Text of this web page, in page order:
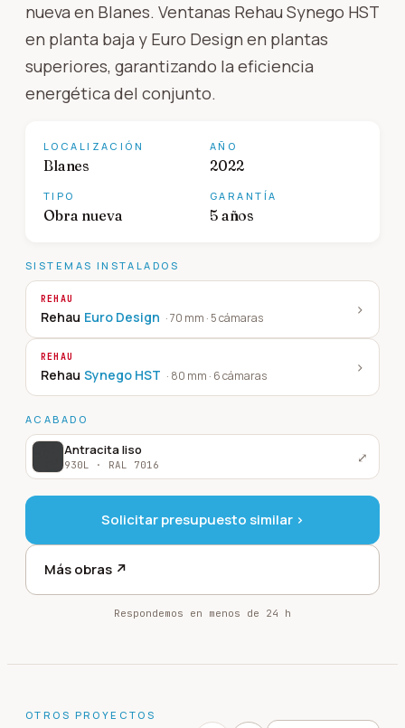
nueva en Blanes. Ventanas Rehau Synego HST
en planta baja y Euro Design en plantas
superiores, garantizando la eficiencia
energética del conjunto.
LOCALIZACIÓN
Blanes
AÑO
2022
TIPO
Obra nueva
GARANTÍA
5 años
SISTEMAS INSTALADOS
REHAU
Rehau Euro Design ·70 mm · 5 cámaras ›
REHAU
Rehau Synego HST · 80 mm · 6 cámaras ›
ACABADO
Antracita liso
930L · RAL 7016 ⤢
Solicitar presupuesto similar ›
Más obras ↗
Respondemos en menos de 24 h
OTROS PROYECTOS